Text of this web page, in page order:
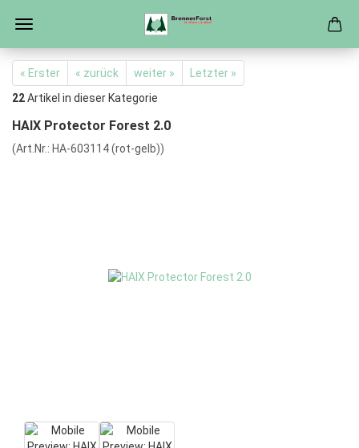
« Erster « zurück weiter »
Letzter »
22Artikel in dieser Kategorie
HAIX Protector Forest 2.0
(Art.Nr.: HA-603114 (rot-gelb))